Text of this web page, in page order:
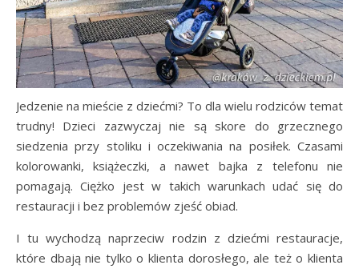
Jedzenie na mieście z dziećmi? To dla wielu rodziców temat
trudny! Dzieci zazwyczaj nie są skore do grzecznego
siedzenia przy stoliku i oczekiwania na posiłek. Czasami
kolorowanki, książeczki, a nawet bajka z telefonu nie
pomagają. Ciężko jest w takich warunkach udać się do
restauracji i bez problemów zjeść obiad.
I tu wychodzą naprzeciw rodzin z dziećmi restauracje,
które dbają nie tylko o klienta dorosłego, ale też o klienta